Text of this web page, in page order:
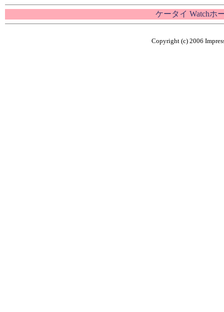
ケータイ Watchホ
Copyright (c) 2006